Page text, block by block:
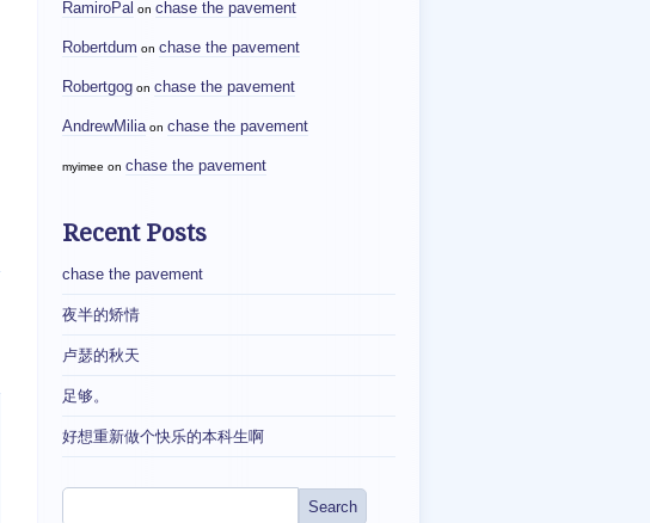
RamiroPal on chase the pavement
Robertdum on chase the pavement
Robertgog on chase the pavement
AndrewMilia on chase the pavement
myimee on chase the pavement
Recent Posts
chase the pavement
夜半的矫情
卢瑟的秋天
足够。
好想重新做个快乐的本科生啊